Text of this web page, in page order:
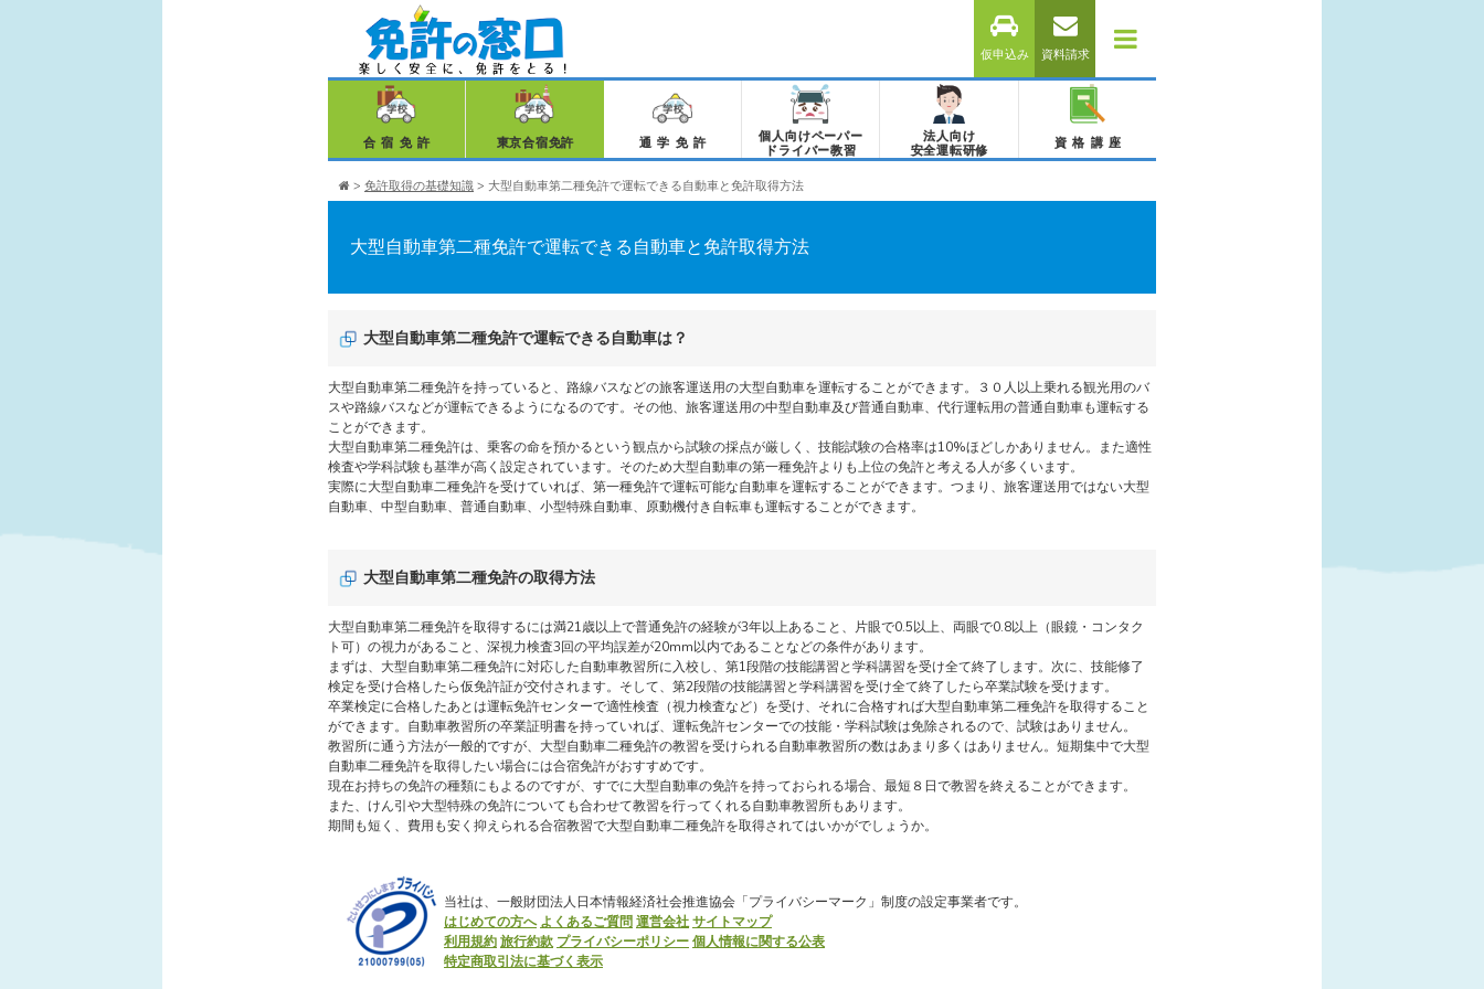
仮申込み 資料請求
合宿免許 東京合宿免許 通学免許
個人向けペーパー
ドライバー教習
法人向け
安全運転研修
資格講座
> 免許取得の基礎知識 > 大型自動車第二種免許で運転できる自動車と免許取得方法
大型自動車第二種免許で運転できる自動車と免許取得方法
大型自動車第二種免許で運転できる自動車は？
大型自動車第二種免許を持っていると、路線バスなどの旅客運送用の大型自動車を運転することができます。３０人以上乗れる観光用のバ
スや路線バスなどが運転できるようになるのです。その他、旅客運送用の中型自動車及び普通自動車、代行運転用の普通自動車も運転する
ことができます。
大型自動車第二種免許は、乗客の命を預かるという観点から試験の採点が厳しく、技能試験の合格率は10%ほどしかありません。また適性
検査や学科試験も基準が高く設定されています。そのため大型自動車の第一種免許よりも上位の免許と考える人が多くいます。
実際に大型自動車二種免許を受けていれば、第一種免許で運転可能な自動車を運転することができます。つまり、旅客運送用ではない大型
自動車、中型自動車、普通自動車、小型特殊自動車、原動機付き自転車も運転することができます。
大型自動車第二種免許の取得方法
大型自動車第二種免許を取得するには満21歳以上で普通免許の経験が3年以上あること、片眼で0.5以上、両眼で0.8以上（眼鏡・コンタク
ト可）の視力があること、深視力検査3回の平均誤差が20mm以内であることなどの条件があります。
まずは、大型自動車第二種免許に対応した自動車教習所に入校し、第1段階の技能講習と学科講習を受け全て終了します。次に、技能修了
検定を受け合格したら仮免許証が交付されます。そして、第2段階の技能講習と学科講習を受け全て終了したら卒業試験を受けます。
卒業検定に合格したあとは運転免許センターで適性検査（視力検査など）を受け、それに合格すれば大型自動車第二種免許を取得すること
ができます。自動車教習所の卒業証明書を持っていれば、運転免許センターでの技能・学科試験は免除されるので、試験はありません。
教習所に通う方法が一般的ですが、大型自動車二種免許の教習を受けられる自動車教習所の数はあまり多くはありません。短期集中で大型
自動車二種免許を取得したい場合には合宿免許がおすすめです。
現在お持ちの免許の種類にもよるのですが、すでに大型自動車の免許を持っておられる場合、最短８日で教習を終えることができます。
また、けん引や大型特殊の免許についても合わせて教習を行ってくれる自動車教習所もあります。
期間も短く、費用も安く抑えられる合宿教習で大型自動車二種免許を取得されてはいかがでしょうか。
当社は、一般財団法人日本情報経済社会推進協会「プライバシーマーク」制度の設定事業者です。
はじめての方へ よくあるご質問 運営会社サイトマップ
利用規約旅行約款 プライバシーポリシー個人情報に関する公表
特定商取引法に基づく表示